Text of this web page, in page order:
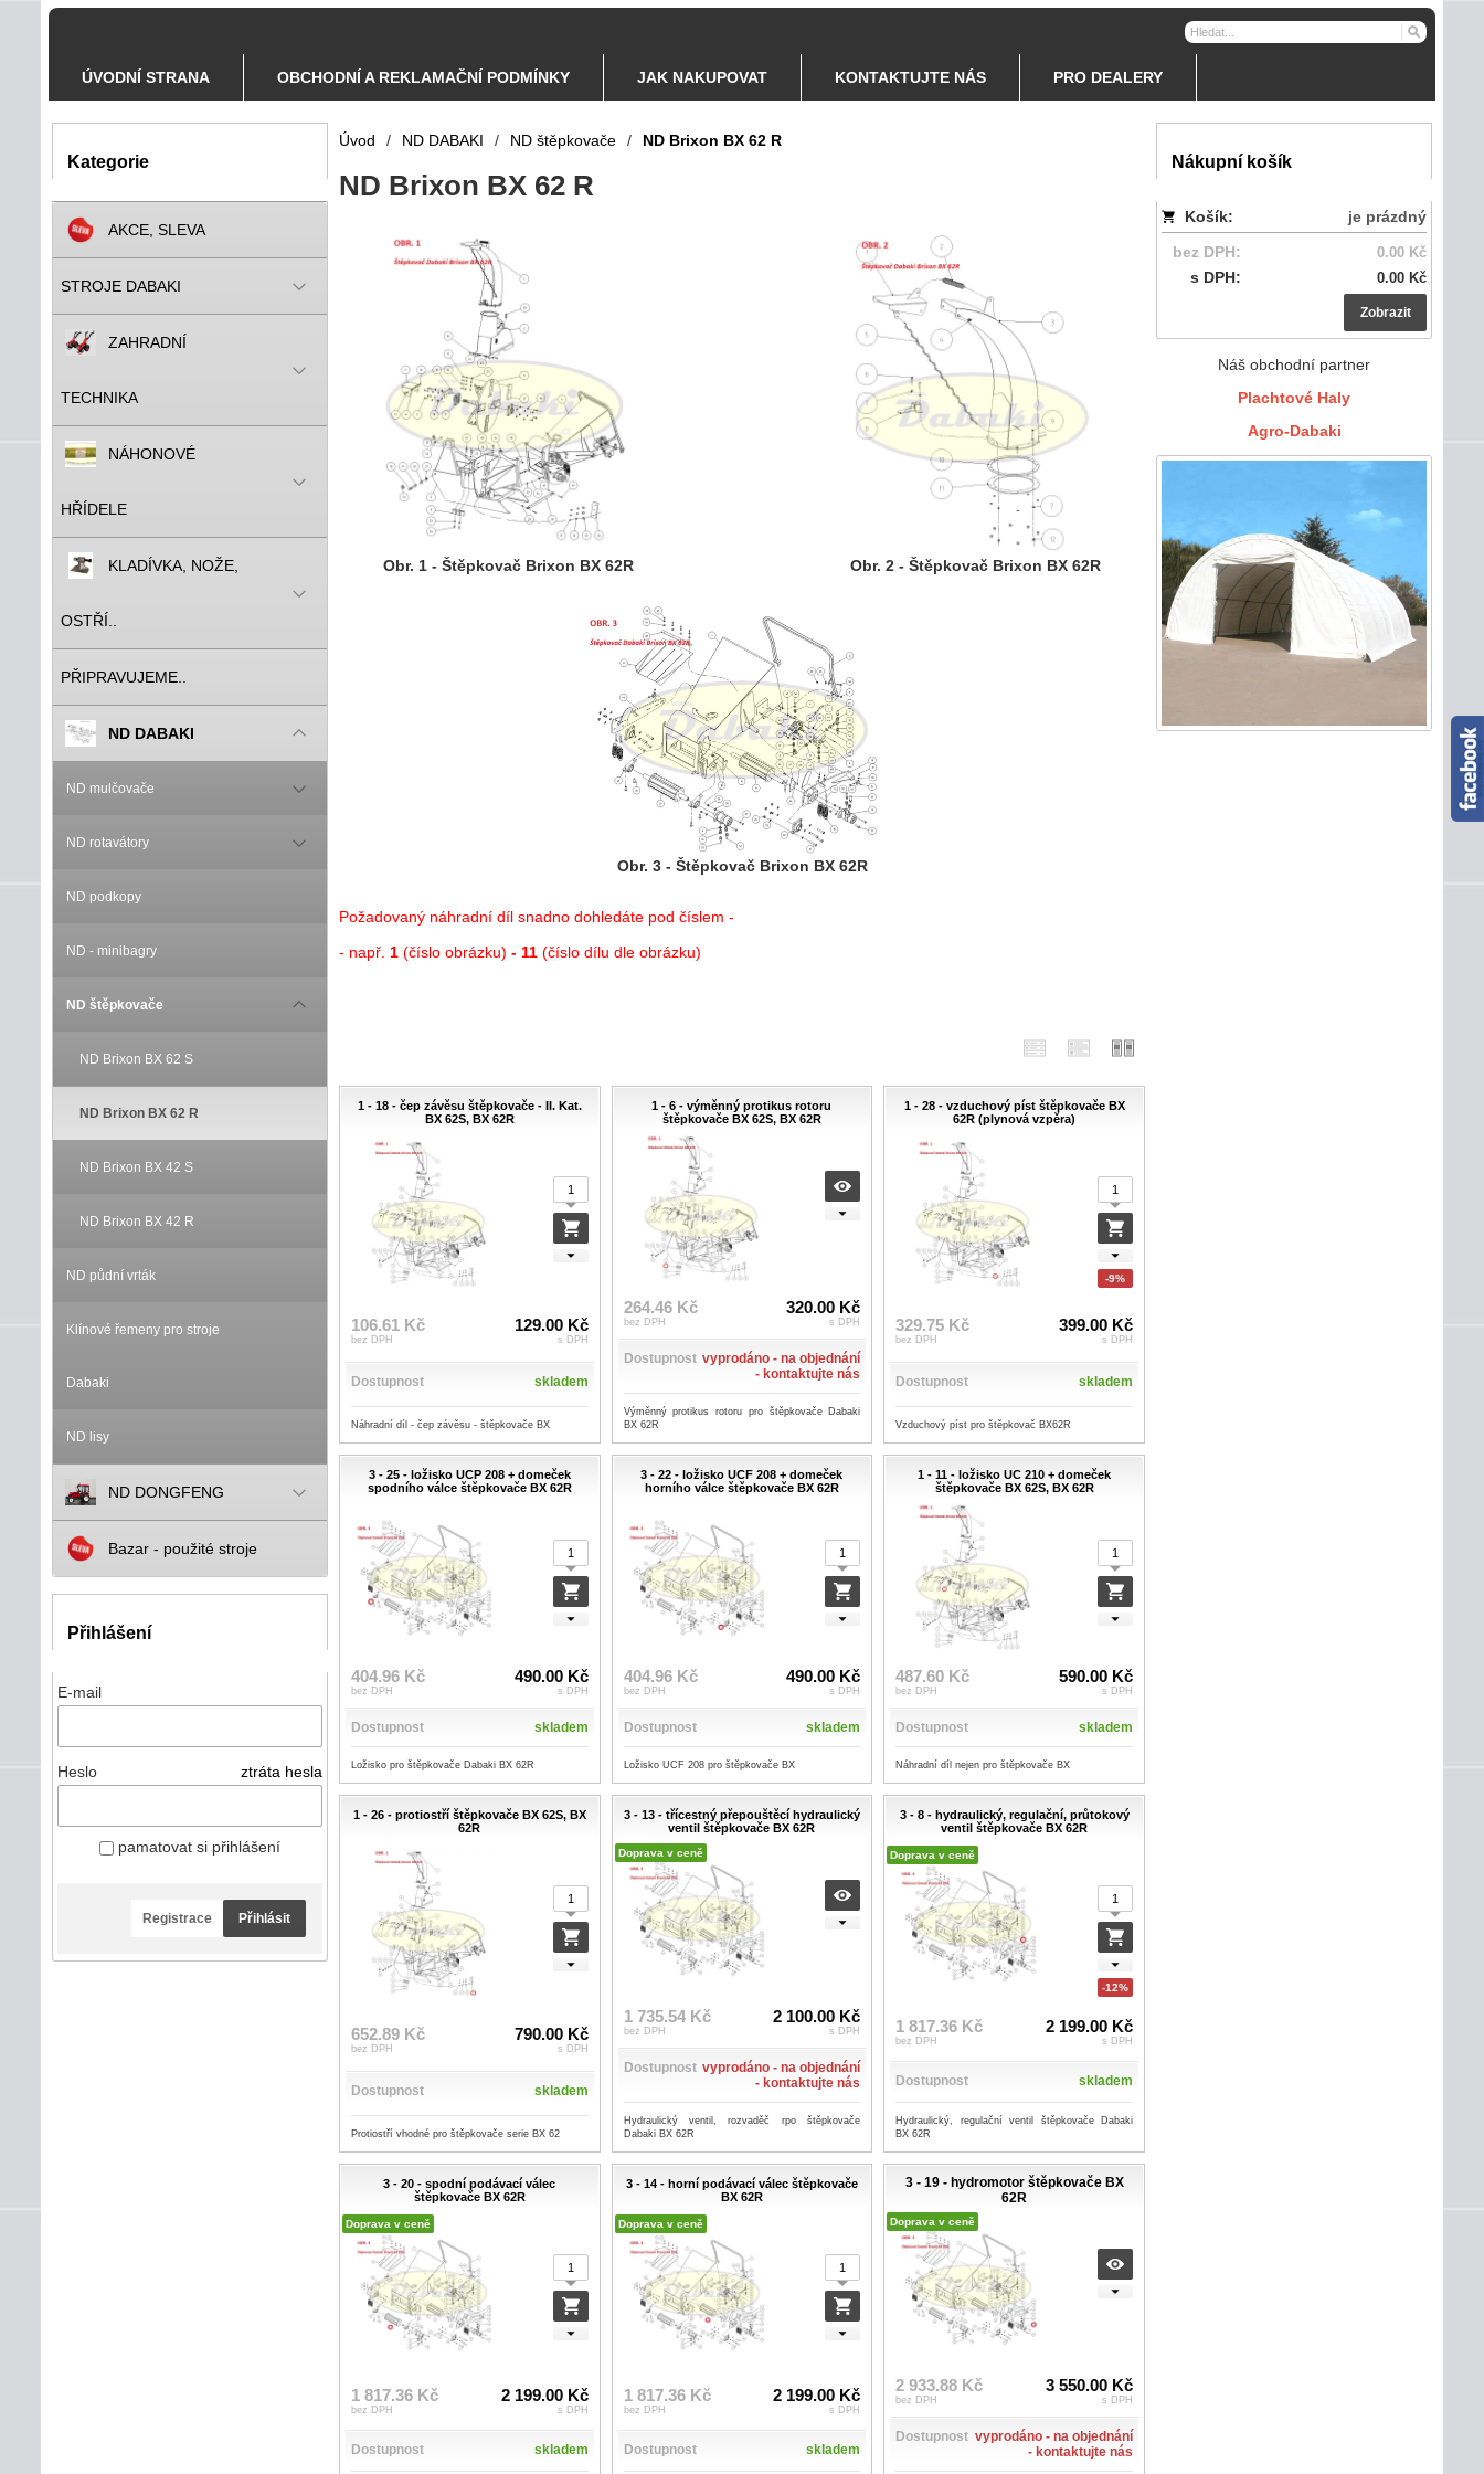
ÚVODNÍ STRANA OBCHODNÍ A REKLAMAČNÍ PODMÍNKY JAK NAKUPOVAT KONTAKTUJTE NÁS PRO DEALERY
Kategorie
AKCE, SLEVA
STROJE DABAKI
ZAHRADNÍ
TECHNIKA
NÁHONOVÉ
HŘÍDELE
KLADÍVKA, NOŽE,
OSTŘÍ..
PŘIPRAVUJEME..
ND DABAKI
ND mulčovače
ND rotavátory
ND podkopy
ND - minibagry
ND štěpkovače
ND Brixon BX 62 S
ND Brixon BX 62 R
ND Brixon BX 42 S
ND Brixon BX 42 R
ND půdní vrták
Klínové řemeny pro stroje
Dabaki
ND lisy
ND DONGFENG
Bazar - použité stroje
Přihlášení
E-mail
Heslo ztráta hesla
pamatovat si přihlášení
Registrace Přihlásit
Nákupní košík
Košík:
je prázdný
bez DPH:
0.00 Kč
s DPH: 0.00 Kč
Zobrazit
Náš obchodní partner
Plachtové Haly
Agro-Dabaki
Úvod / ND DABAKI / ND štěpkovače / ND Brixon BX 62 R
ND Brixon BX 62 R
Obr. 1 - Štěpkovač Brixon BX 62R Obr. 2 - Štěpkovač Brixon BX 62R
Obr. 3 - Štěpkovač Brixon BX 62R
Požadovaný náhradní díl snadno dohledáte pod číslem -
- např. 1 (číslo obrázku) - 11 (číslo dílu dle obrázku)
1 - 18 - čep závěsu štěpkovače - II. Kat.
BX 62S, BX 62R
106.61 Kč
bez DPH
129.00 Kč
s DPH
Dostupnost skladem
Náhradní díl - čep závěsu - štěpkovače BX
1 - 6 - výměnný protikus rotoru
štěpkovače BX 62S, BX 62R
264.46 Kč
bez DPH
320.00 Kč
s DPH
Dostupnost vyprodáno - na objednání
- kontaktujte nás
Výměnný protikus rotoru pro štěpkovače Dabaki
BX 62R
1 - 28 - vzduchový píst štěpkovače BX
62R (plynová vzpěra)
-9%
329.75 Kč
bez DPH
399.00 Kč
s DPH
Dostupnost skladem
Vzduchový píst pro štěpkovač BX62R
3 - 25 - ložisko UCP 208 + domeček
spodního válce štěpkovače BX 62R
404.96 Kč
bez DPH
490.00 Kč
s DPH
Dostupnost skladem
Ložisko pro štěpkovače Dabaki BX 62R
3 - 22 - ložisko UCF 208 + domeček
horního válce štěpkovače BX 62R
404.96 Kč
bez DPH
490.00 Kč
s DPH
Dostupnost skladem
Ložisko UCF 208 pro štěpkovače BX
1 - 11 - ložisko UC 210 + domeček
štěpkovače BX 62S, BX 62R
487.60 Kč
bez DPH
590.00 Kč
s DPH
Dostupnost skladem
Náhradní díl nejen pro štěpkovače BX
1 - 26 - protiostří štěpkovače BX 62S, BX
62R
652.89 Kč
bez DPH
790.00 Kč
s DPH
Dostupnost skladem
Protiostří vhodné pro štěpkovače serie BX 62
3 - 13 - třícestný přepouštěcí hydraulický
ventil štěpkovače BX 62R
Doprava v ceně
1 735.54 Kč
bez DPH
2 100.00 Kč
s DPH
Dostupnost vyprodáno - na objednání
- kontaktujte nás
Hydraulický ventil, rozvaděč rpo štěpkovače
Dabaki BX 62R
3 - 8 - hydraulický, regulační, průtokový
ventil štěpkovače BX 62R
Doprava v ceně
-12%
1 817.36 Kč
bez DPH
2 199.00 Kč
s DPH
Dostupnost skladem
Hydraulický, regulační ventil štěpkovače Dabaki
BX 62R
3 - 20 - spodní podávací válec
štěpkovače BX 62R
Doprava v ceně
1 817.36 Kč
bez DPH
2 199.00 Kč
s DPH
Dostupnost skladem
3 - 14 - horní podávací válec štěpkovače
BX 62R
Doprava v ceně
1 817.36 Kč
bez DPH
2 199.00 Kč
s DPH
Dostupnost skladem
3 - 19 - hydromotor štěpkovače BX
62R
Doprava v ceně
2 933.88 Kč
bez DPH
3 550.00 Kč
s DPH
Dostupnost vyprodáno - na objednání
- kontaktujte nás